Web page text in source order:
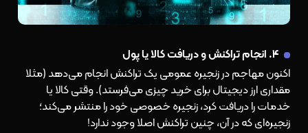
۴. انجام تراکنش و دریافت کالا یا پول
اکنون مهاجم در زنجیره عمومی یک تراکنش انجام می‌دهد (مثلا
مقداری ارز دیجیتال برای خرید چیزی می‌فرستد). وقتی کالا یا
خدمات را دریافت کرد، زنجیره خصوصی خود را منتشر می‌کند؛
زنجیره‌ای که در آن، چنین تراکنش اصلا وجود ندارد!